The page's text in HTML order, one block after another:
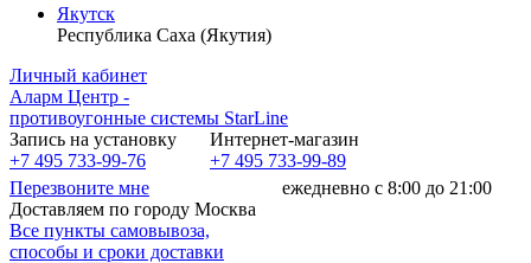
Якутск
Республика Саха (Якутия)
Личный кабинет
Аларм Центр -
противоугонные системы StarLine
Запись на установку
+7 495 733-99-76
Интернет-магазин
+7 495 733-99-89
Перезвоните мне
ежедневно с 8:00 до 21:00
Доставляем по городу Москва
Все пункты самовывоза,
способы и сроки доставки